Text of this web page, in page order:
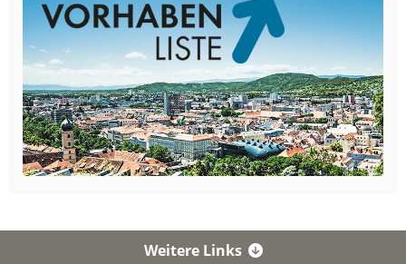
Weitere Links